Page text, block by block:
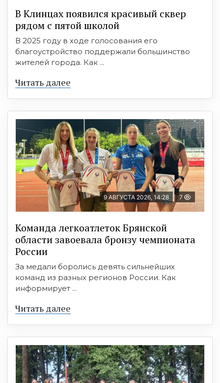
В Клинцах появился красивый сквер
рядом с пятой школой
В 2025 году в ходе голосования его
благоустройство поддержали большинство
жителей города. Как ...
Читать далее
9 АВГУСТА 2026, 14:28 7
Команда легкоатлеток Брянской
области завоевала бронзу чемпионата
России
За медали боролись девять сильнейших
команд из разных регионов России. Как
информирует ...
Читать далее